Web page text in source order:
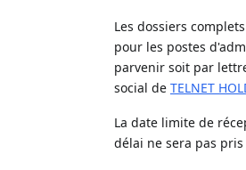
Les dossiers
pour les postes
parvenir soit par
social de TELNET
La date limite de
délai ne sera pas